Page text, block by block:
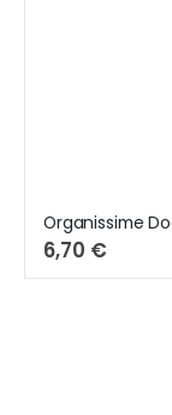
Organissime
6,70 €